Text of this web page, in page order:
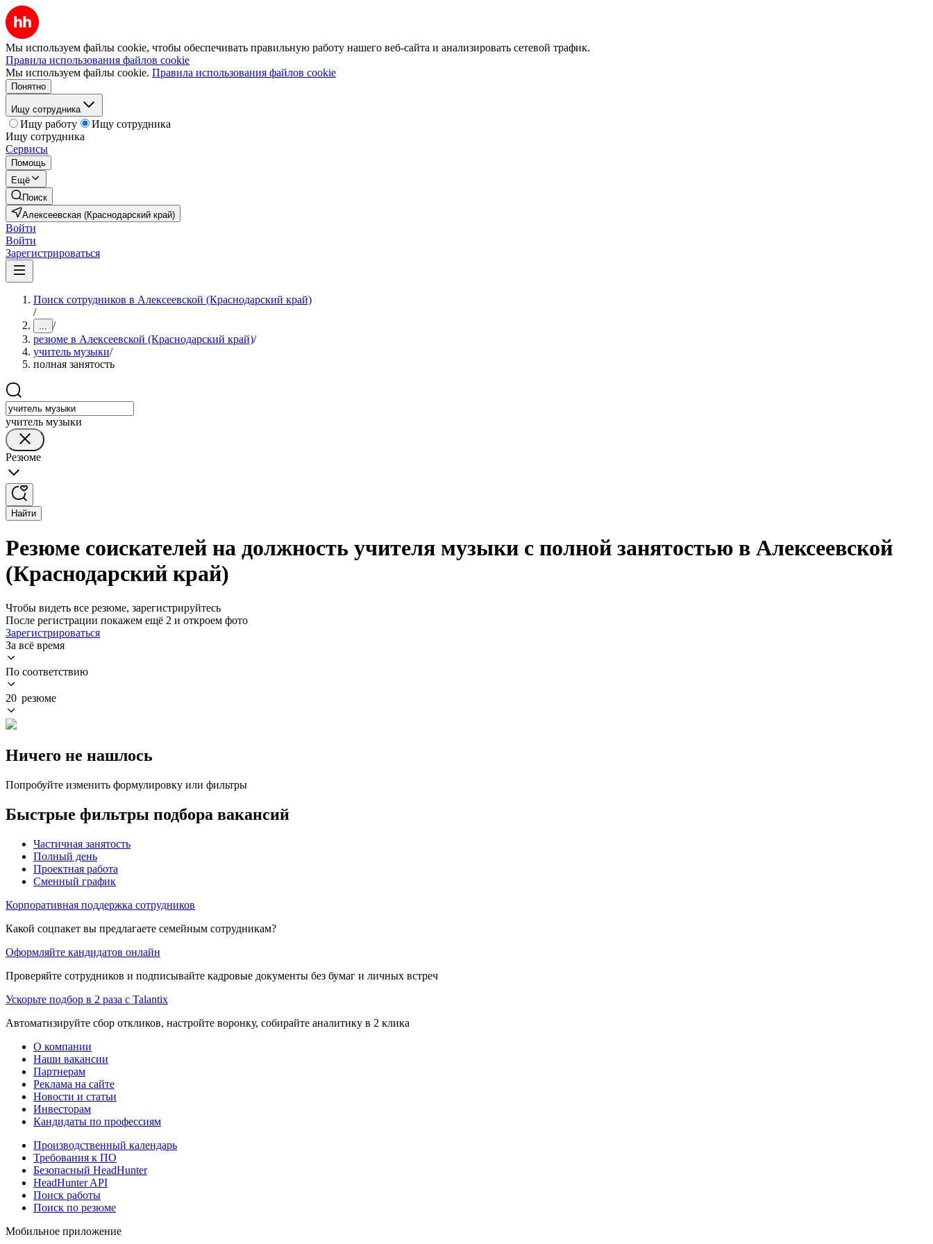
Мы используем файлы cookie, чтобы обеспечивать правильную работу нашего веб-сайта и анализировать сетевой трафик.
Правила использования файлов cookie
Мы используем файлы cookie. Правила использования файлов cookie
Понятно
Ищу сотрудника
Ищу работу
Ищу сотрудника
Ищу сотрудника
Сервисы
Помощь
Ещё
Поиск
Алексеевская (Краснодарский край)
Войти
Войти
Зарегистрироваться
Поиск сотрудников в Алексеевской (Краснодарский край)
/
... /
резюме в Алексеевской (Краснодарский край)/
учитель музыки/
полная занятость
учитель музыки
Резюме
Найти
Резюме соискателей на должность учителя музыки с полной занятостью в Алексеевской
(Краснодарский край)
Чтобы видеть все резюме, зарегистрируйтесь
После регистрации покажем ещё 2 и откроем фото
Зарегистрироваться
За всё время
По соответствию
20 резюме
Ничего не нашлось
Попробуйте изменить формулировку или фильтры
Быстрые фильтры подбора вакансий
Частичная занятость
Полный день
Проектная работа
Сменный график
Корпоративная поддержка сотрудников
Какой соцпакет вы предлагаете семейным сотрудникам?
Оформляйте кандидатов онлайн
Проверяйте сотрудников и подписывайте кадровые документы без бумаг и личных встреч
Ускорьте подбор в 2 раза с Talantix
Автоматизируйте сбор откликов, настройте воронку, собирайте аналитику в 2 клика
О компании
Наши вакансии
Партнерам
Реклама на сайте
Новости и статьи
Инвесторам
Кандидаты по профессиям
Производственный календарь
Требования к ПО
Безопасный HeadHunter
HeadHunter API
Поиск работы
Поиск по резюме
Мобильное приложение